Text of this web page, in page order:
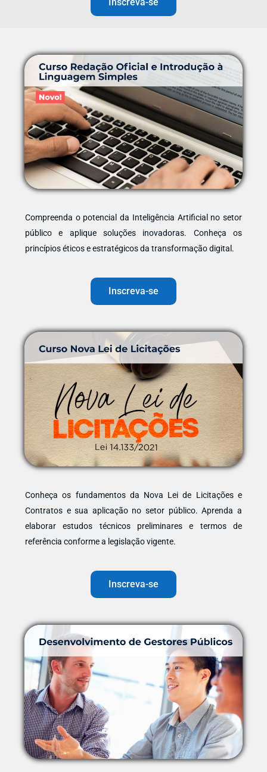
Compreenda o potencial da Inteligência Artificial no setor
público e aplique soluções inovadoras. Conheça os
princípios éticos e estratégicos da transformação digital.
Inscreva-se
Conheça os fundamentos da Nova Lei de Licitações e
Contratos e sua aplicação no setor público. Aprenda a
elaborar estudos técnicos preliminares e termos de
referência conforme a legislação vigente.
Inscreva-se